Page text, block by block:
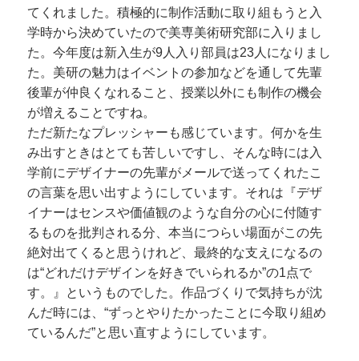
てくれました。積極的に制作活動に取り組もうと入
学時から決めていたので美専美術研究部に入りまし
た。今年度は新入生が9人入り部員は23人になりまし
た。美研の魅力はイベントの参加などを通して先輩
後輩が仲良くなれること、授業以外にも制作の機会
が増えることですね。
ただ新たなプレッシャーも感じています。何かを生
み出すときはとても苦しいですし、そんな時には入
学前にデザイナーの先輩がメールで送ってくれたこ
の言葉を思い出すようにしています。それは『デザ
イナーはセンスや価値観のような自分の心に付随す
るものを批判される分、本当につらい場面がこの先
絶対出てくると思うけれど、最終的な支えになるの
は“どれだけデザインを好きでいられるか”の1点で
す。』というものでした。作品づくりで気持ちが沈
んだ時には、“ずっとやりたかったことに今取り組め
ているんだ”と思い直すようにしています。